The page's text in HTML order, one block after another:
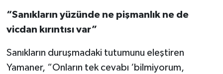
“Sanıkların yüzünde ne pişmanlık ne de
vicdan kırıntısı var”
Sanıkların duruşmadaki tutumunu eleştiren
Yamaner, “Onların tek cevabı ‘bilmiyorum,